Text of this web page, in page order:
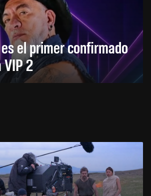
el primer confirmado
VIP 2